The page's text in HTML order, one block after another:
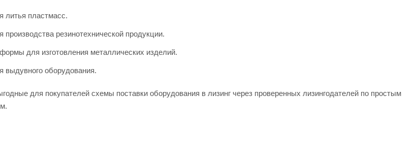
пластмасс.
резинотехнической продукции.
для изготовления металлических изделий.
оборудования.
для покупателей схемы поставки оборудования в лизинг через проверенных лизингодателей по простым